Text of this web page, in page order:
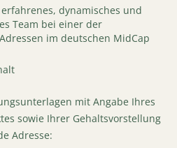
dynamisches und
Team bei einer der
im deutschen MidCap
mit Angabe Ihres
sowie Ihrer Gehaltsvorstellung
Adresse: